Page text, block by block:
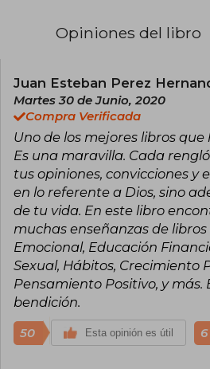
con Dios (volúmenes
una “nueva
y enfatiza que todos
la vida.
Ganador de un gran
varios de sus títulos
best sellers del New
libro fue adaptado al
Walsch sostiene
inspirados por Dios,
doctrinas religiosas
experiencia
contemporánea.
movimiento
dedicado a expandir
de amor, gratitud y
Opiniones del libro
Juan Esteban Perez
Martes 30 de Junio, 2020
Compra Verificada
Uno de los mejores libros que
Es una maravilla. Cada
tus opiniones, convicciones y
en lo referente a Dios, sino
de tu vida. En este libro
muchas enseñanzas de
Emocional, Educación
Sexual, Hábitos, Crecimiento
Pensamiento Positivo, y más.
bendición.
50 Esta opinión es útil 6